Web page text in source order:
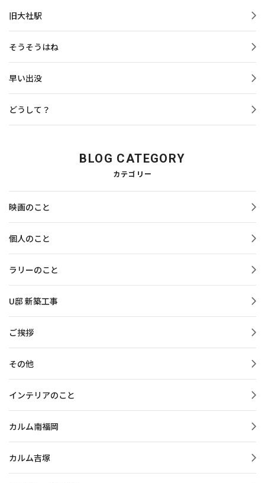
旧大社駅
そうそうはね
早い出没
どうして？
BLOG CATEGORY
カテゴリー
映画のこと
個人のこと
ラリーのこと
U邸 新築工事
ご挨拶
その他
インテリアのこと
カルム南福岡
カルム吉塚